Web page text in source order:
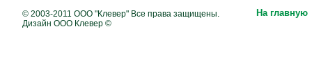
© 2003-2011 ООО "Клевер" Все права защищены.
Дизайн ООО Клевер ©
На главную